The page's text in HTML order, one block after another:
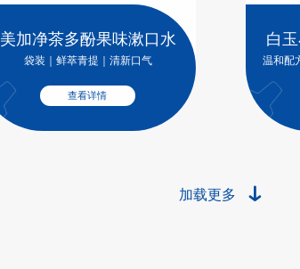
美加净茶多酚果味漱口水
袋装｜鲜萃青提｜清新口气
查看详情
白
温和配
加载更多